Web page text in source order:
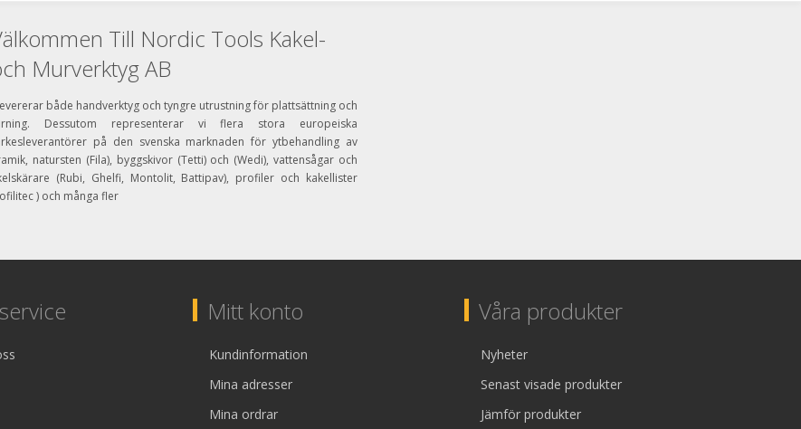
Till Nordic Tools Kakel-
Murverktyg AB
både handverktyg och tyngre utrustning för plattsättning och
Dessutom representerar vi flera stora europeiska
på den svenska marknaden för ytbehandling av
natursten (Fila), byggskivor (Tetti) och (Wedi), vattensågar och
(Rubi, Ghelfi, Montolit, Battipav), profiler och kakellister
) och många fler
Mitt konto
Kundinformation
Mina adresser
Mina ordrar
Våra produkter
Nyheter
Senast visade produkter
Jämför produkter